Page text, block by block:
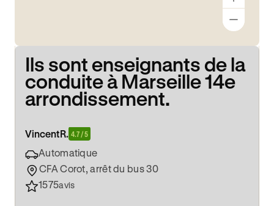
Ils sont enseignants de la
conduite à Marseille 14e
arrondissement.
VincentR. 4.7 / 5
Automatique
CFA Corot, arrêt du bus 30
1575avis